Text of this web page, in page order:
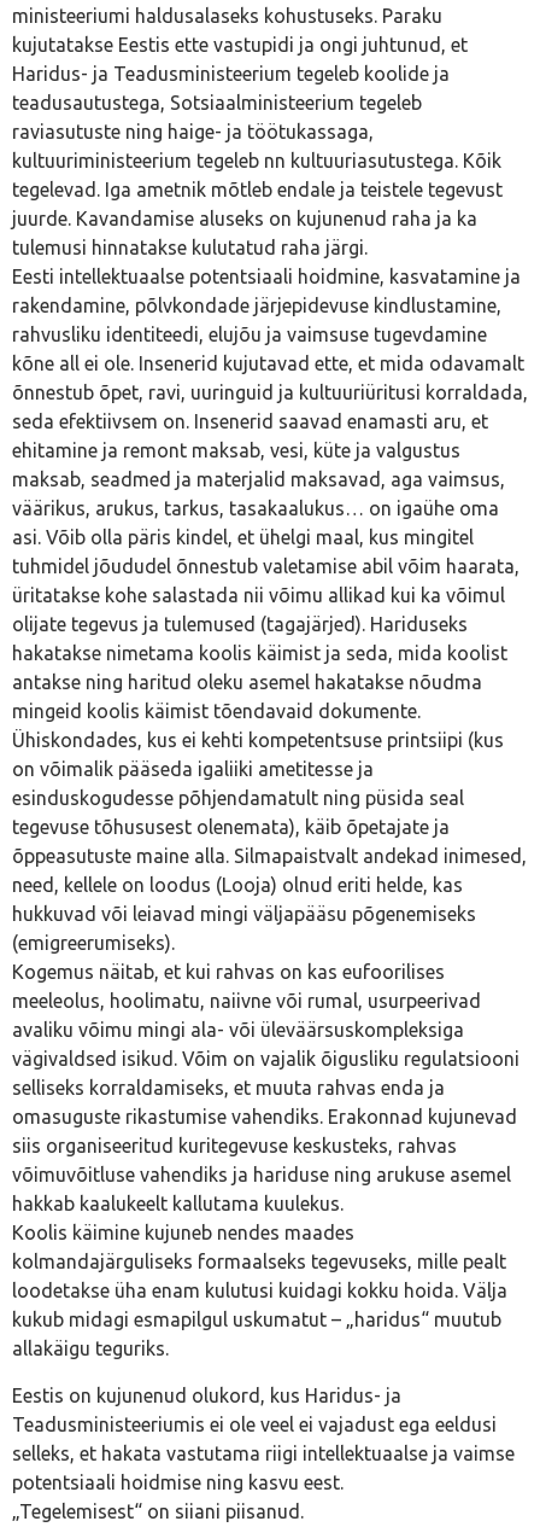
ministeeriumi haldusalaseks kohustuseks. Paraku
kujutatakse Eestis ette vastupidi ja ongi juhtunud, et
Haridus- ja Teadusministeerium tegeleb koolide ja
teadusautustega, Sotsiaalministeerium tegeleb
raviasutuste ning haige- ja töötukassaga,
kultuuriministeerium tegeleb nn kultuuriasutustega. Kõik
tegelevad. Iga ametnik mõtleb endale ja teistele tegevust
juurde. Kavandamise aluseks on kujunenud raha ja ka
tulemusi hinnatakse kulutatud raha järgi.
Eesti intellektuaalse potentsiaali hoidmine, kasvatamine ja
rakendamine, põlvkondade järjepidevuse kindlustamine,
rahvusliku identiteedi, elujõu ja vaimsuse tugevdamine
kõne all ei ole. Insenerid kujutavad ette, et mida odavamalt
õnnestub õpet, ravi, uuringuid ja kultuuriüritusi korraldada,
seda efektiivsem on. Insenerid saavad enamasti aru, et
ehitamine ja remont maksab, vesi, küte ja valgustus
maksab, seadmed ja materjalid maksavad, aga vaimsus,
väärikus, arukus, tarkus, tasakaalukus… on igaühe oma
asi. Võib olla päris kindel, et ühelgi maal, kus mingitel
tuhmidel jõududel õnnestub valetamise abil võim haarata,
üritatakse kohe salastada nii võimu allikad kui ka võimul
olijate tegevus ja tulemused (tagajärjed). Hariduseks
hakatakse nimetama koolis käimist ja seda, mida koolist
antakse ning haritud oleku asemel hakatakse nõudma
mingeid koolis käimist tõendavaid dokumente.
Ühiskondades, kus ei kehti kompetentsuse printsiipi (kus
on võimalik pääseda igaliiki ametitesse ja
esinduskogudesse põhjendamatult ning püsida seal
tegevuse tõhususest olenemata), käib õpetajate ja
õppeasutuste maine alla. Silmapaistvalt andekad inimesed,
need, kellele on loodus (Looja) olnud eriti helde, kas
hukkuvad või leiavad mingi väljapääsu põgenemiseks
(emigreerumiseks).
Kogemus näitab, et kui rahvas on kas eufoorilises
meeleolus, hoolimatu, naiivne või rumal, usurpeerivad
avaliku võimu mingi ala- või üleväärsuskompleksiga
vägivaldsed isikud. Võim on vajalik õigusliku regulatsiooni
selliseks korraldamiseks, et muuta rahvas enda ja
omasuguste rikastumise vahendiks. Erakonnad kujunevad
siis organiseeritud kuritegevuse keskusteks, rahvas
võimuvõitluse vahendiks ja hariduse ning arukuse asemel
hakkab kaalukeelt kallutama kuulekus.
Koolis käimine kujuneb nendes maades
kolmandajärguliseks formaalseks tegevuseks, mille pealt
loodetakse üha enam kulutusi kuidagi kokku hoida. Välja
kukub midagi esmapilgul uskumatut – „haridus“ muutub
allakäigu teguriks.
Eestis on kujunenud olukord, kus Haridus- ja
Teadusministeeriumis ei ole veel ei vajadust ega eeldusi
selleks, et hakata vastutama riigi intellektuaalse ja vaimse
potentsiaali hoidmise ning kasvu eest.
„Tegelemisest“ on siiani piisanud.